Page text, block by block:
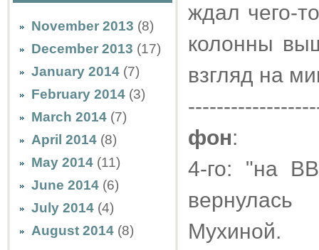
November 2013 (8)
December 2013 (17)
January 2014 (7)
February 2014 (3)
March 2014 (7)
April 2014 (8)
May 2014 (11)
June 2014 (6)
July 2014 (4)
August 2014 (8)
ждал чего-
колонны
взгляд на
фон:
4-го: "на
Мухиной.